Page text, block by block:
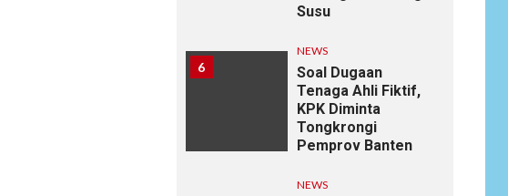
Susu
6
NEWS
Soal Dugaan
Tenaga Ahli Fiktif,
KPK Diminta
Tongkrongi
Pemprov Banten
NEWS